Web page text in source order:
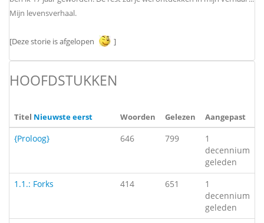
Mijn levensverhaal.
[Deze storie is afgelopen ]
HOOFDSTUKKEN
Titel Nieuwste eerst Woorden Gelezen Aangepast
{Proloog} 646 799
1
decennium
geleden
1.1.: Forks
414 651
1
decennium
geleden